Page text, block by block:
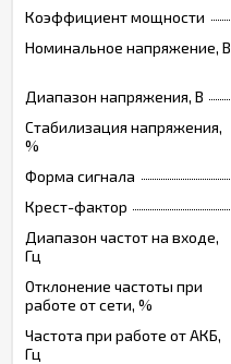
Коэффициент мощности
Номинальное напряжение, В
Диапазон напряжения, В
Стабилизация напряжения,
%
Форма сигнала
Крест-фактор
Диапазон частот на входе,
Гц
Отклонение частоты при
работе от сети, %
Частота при работе от АКБ,
Гц